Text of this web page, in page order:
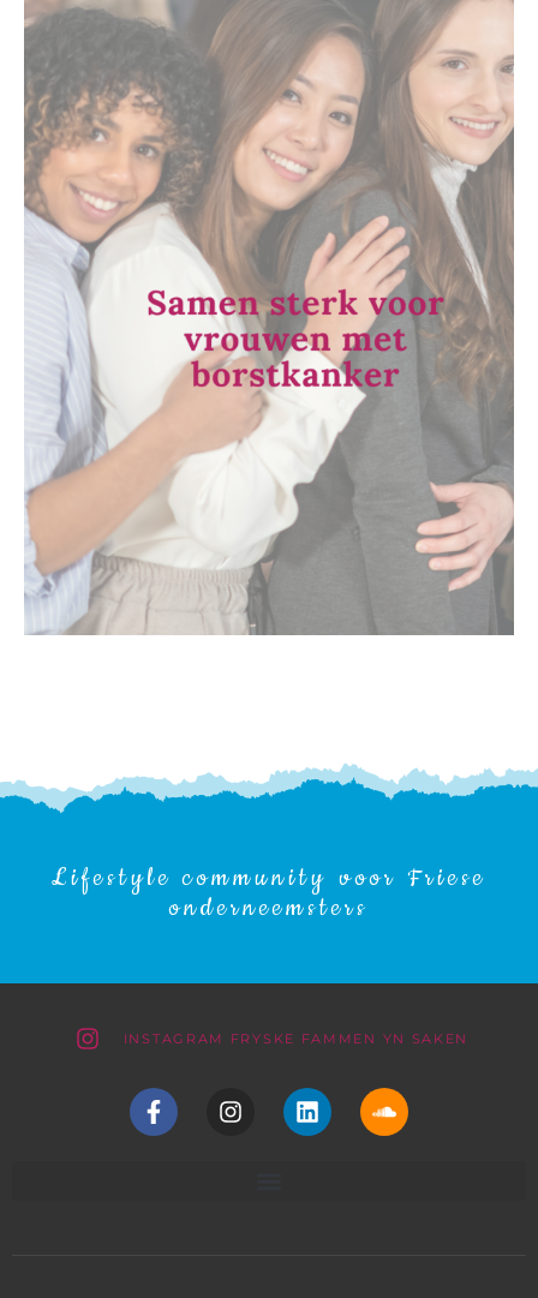
Lifestyle community voor Friese
onderneemsters
INSTAGRAM FRYSKE FAMMEN YN SAKEN